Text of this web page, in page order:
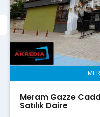
Meram Gazze
Satılık Daire